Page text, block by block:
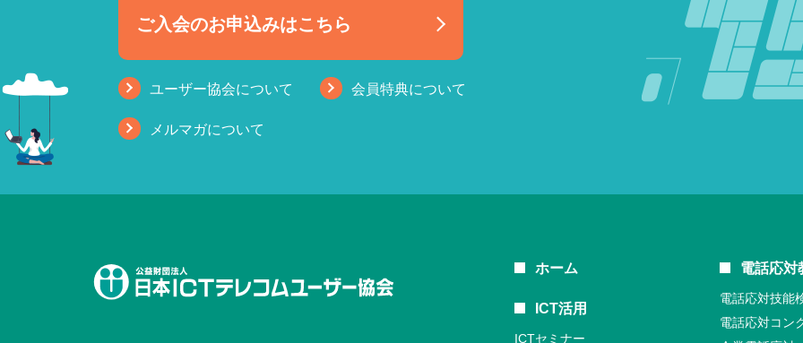
ご入会のお申込みはこちら
ユーザー協会について 会員特典について
メルマガについて
ホーム
ICT活用
ICTセミナー
電話応対
電話応対技能
電話応対コン